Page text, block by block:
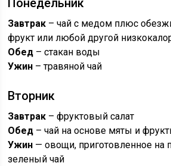
Понедельник
Завтрак – чай с медом плюс
фрукт или любой другой
Обед – стакан воды
Ужин – травяной чай
Вторник
Завтрак – фруктовый салат
Обед – чай на основе мяты и
Ужин — овощи, приготовленное на
зеленый чай